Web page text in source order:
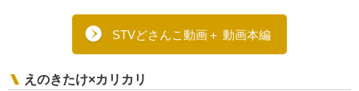
STVどさんこ動画＋ 動画本編
えのきたけ×カリカリ